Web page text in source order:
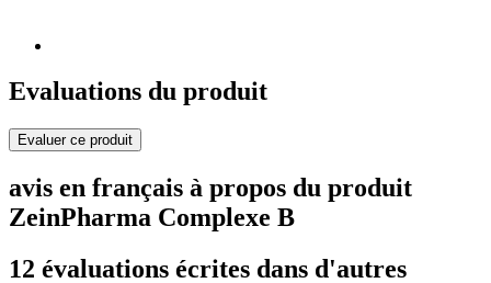
Evaluations du produit
Evaluer ce produit
avis en français à propos du produit
ZeinPharma Complexe B
12 évaluations écrites dans d'autres